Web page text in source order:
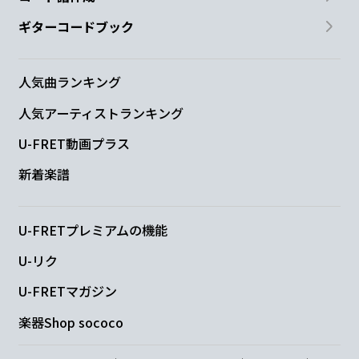
ギターコードブック
人気曲ランキング
人気アーティストランキング
U-FRET動画プラス
新着楽譜
U-FRETプレミアムの機能
U-リク
U-FRETマガジン
楽器Shop sococo